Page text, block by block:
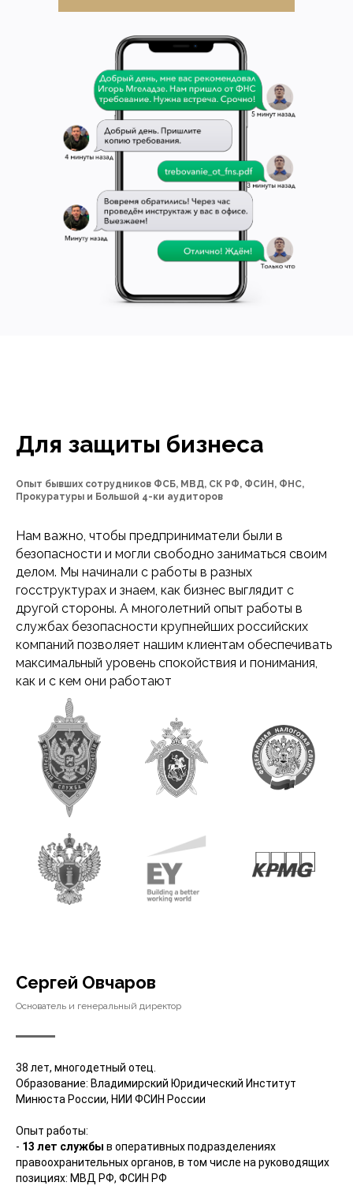
Для защиты бизнеса
Опыт бывших сотрудников ФСБ, МВД, СК РФ, ФСИН, ФНС,
Прокуратуры и Большой 4-ки аудиторов
Нам важно, чтобы предприниматели были в
безопасности и могли свободно заниматься своим
делом. Мы начинали с работы в разных
госструктурах и знаем, как бизнес выглядит с
другой стороны. А многолетний опыт работы в
службах безопасности крупнейших российских
компаний позволяет нашим клиентам обеспечивать
максимальный уровень спокойствия и понимания,
как и с кем они работают
Сергей Овчаров
Основатель и генеральный директор
38 лет, многодетный отец.
Образование: Владимирский Юридический Институт
Минюста России, НИИ ФСИН России
Опыт работы:
- 13 лет службы в оперативных подразделениях
правоохранительных органов, в том числе на руководящих
позициях: МВД РФ, ФСИН РФ